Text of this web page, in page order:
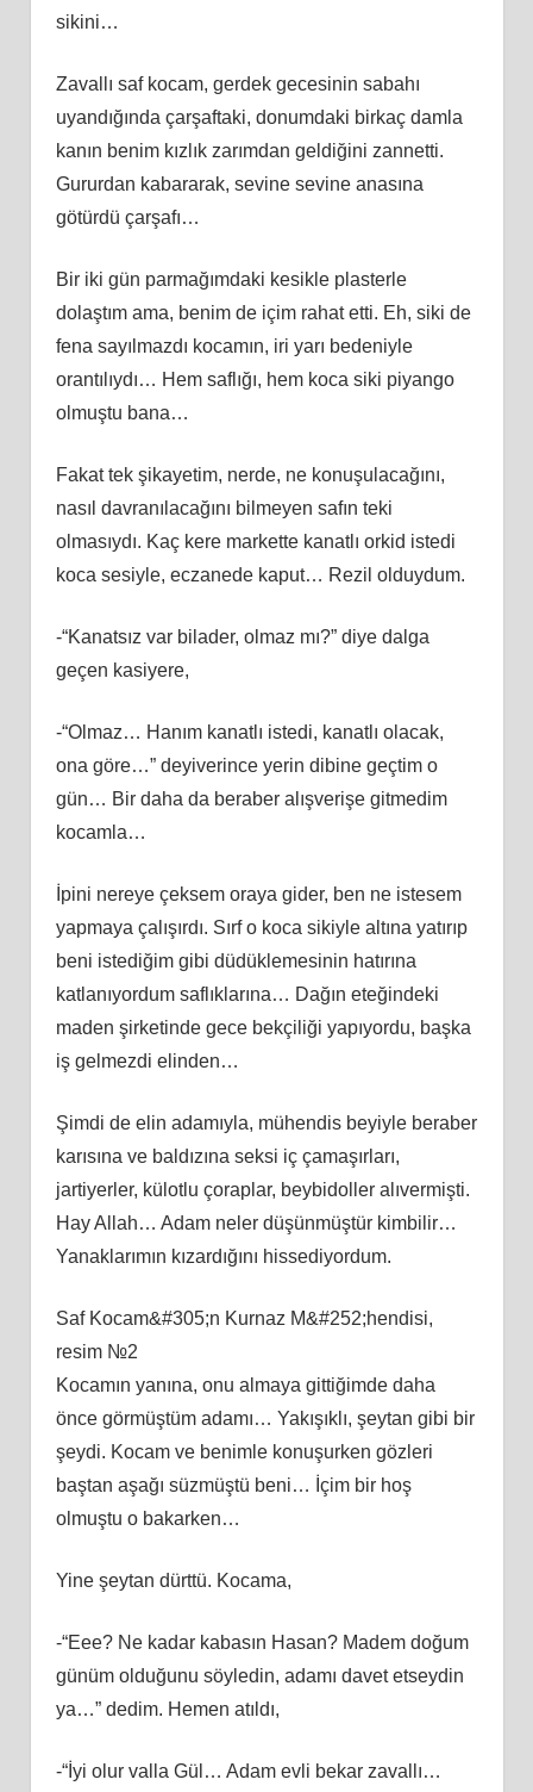
sikini…
Zavallı saf kocam, gerdek gecesinin sabahı
uyandığında çarşaftaki, donumdaki birkaç damla
kanın benim kızlık zarımdan geldiğini zannetti.
Gururdan kabararak, sevine sevine anasına
götürdü çarşafı…
Bir iki gün parmağımdaki kesikle plasterle
dolaştım ama, benim de içim rahat etti. Eh, siki de
fena sayılmazdı kocamın, iri yarı bedeniyle
orantılıydı… Hem saflığı, hem koca siki piyango
olmuştu bana…
Fakat tek şikayetim, nerde, ne konuşulacağını,
nasıl davranılacağını bilmeyen safın teki
olmasıydı. Kaç kere markette kanatlı orkid istedi
koca sesiyle, eczanede kaput… Rezil olduydum.
-“Kanatsız var bilader, olmaz mı?” diye dalga
geçen kasiyere,
-“Olmaz… Hanım kanatlı istedi, kanatlı olacak,
ona göre…” deyiverince yerin dibine geçtim o
gün… Bir daha da beraber alışverişe gitmedim
kocamla…
İpini nereye çeksem oraya gider, ben ne istesem
yapmaya çalışırdı. Sırf o koca sikiyle altına yatırıp
beni istediğim gibi düdüklemesinin hatırına
katlanıyordum saflıklarına… Dağın eteğindeki
maden şirketinde gece bekçiliği yapıyordu, başka
iş gelmezdi elinden…
Şimdi de elin adamıyla, mühendis beyiyle beraber
karısına ve baldızına seksi iç çamaşırları,
jartiyerler, külotlu çoraplar, beybidoller alıvermişti.
Hay Allah… Adam neler düşünmüştür kimbilir…
Yanaklarımın kızardığını hissediyordum.
Saf Kocam&#305;n Kurnaz M&#252;hendisi,
resim №2
Kocamın yanına, onu almaya gittiğimde daha
önce görmüştüm adamı… Yakışıklı, şeytan gibi bir
şeydi. Kocam ve benimle konuşurken gözleri
baştan aşağı süzmüştü beni… İçim bir hoş
olmuştu o bakarken…
Yine şeytan dürttü. Kocama,
-“Eee? Ne kadar kabasın Hasan? Madem doğum
günüm olduğunu söyledin, adamı davet etseydin
ya…” dedim. Hemen atıldı,
-“İyi olur valla Gül… Adam evli bekar zavallı…